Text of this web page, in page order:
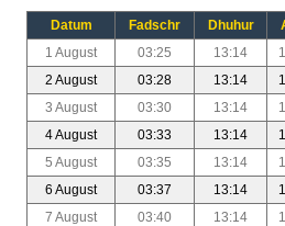
Datum Fadschr Dhuhur
1 August
03:25 13:14
2 August
03:28 13:14
3 August
03:30 13:14
4 August
03:33 13:14
5 August
03:35 13:14
6 August
03:37 13:14
7 August
03:40 13:14